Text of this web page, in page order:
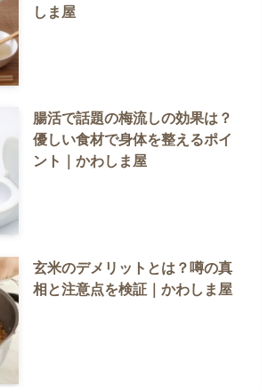
しま屋
腸活で話題の梅流しの効果は？
優しい食材で身体を整えるポイ
ント｜かわしま屋
玄米のデメリットとは？噂の真
相と注意点を検証｜かわしま屋